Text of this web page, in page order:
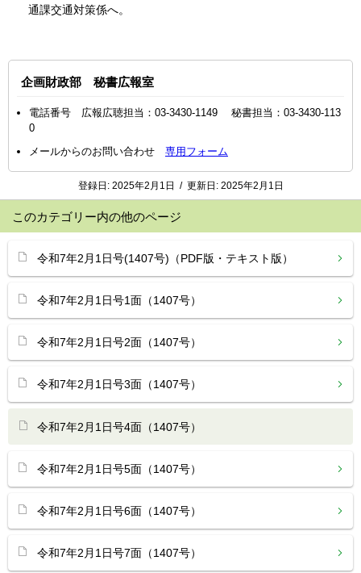
通課交通対策係へ。
企画財政部 秘書広報室
電話番号 広報広聴担当：03-3430-1149 秘書担当：03-3430-113
0
メールからのお問い合わせ 専用フォーム
登録日: 2025年2月1日 / 更新日: 2025年2月1日
このカテゴリー内の他のページ
令和7年2月1日号(1407号)（PDF版・テキスト版）
令和7年2月1日号1面（1407号）
令和7年2月1日号2面（1407号）
令和7年2月1日号3面（1407号）
令和7年2月1日号4面（1407号）
令和7年2月1日号5面（1407号）
令和7年2月1日号6面（1407号）
令和7年2月1日号7面（1407号）